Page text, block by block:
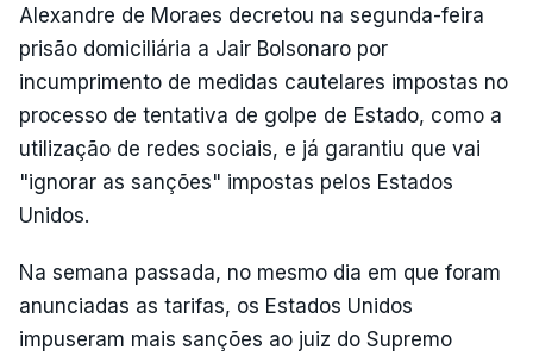
Alexandre de Moraes decretou na segunda-feira
prisão domiciliária a Jair Bolsonaro por
incumprimento de medidas cautelares impostas no
processo de tentativa de golpe de Estado, como a
utilização de redes sociais, e já garantiu que vai
"ignorar as sanções" impostas pelos Estados
Unidos.
Na semana passada, no mesmo dia em que foram
anunciadas as tarifas, os Estados Unidos
impuseram mais sanções ao juiz do Supremo